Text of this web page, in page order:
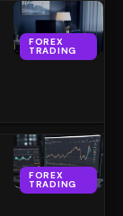
FOREX
TRADING
FOREX
TRADING